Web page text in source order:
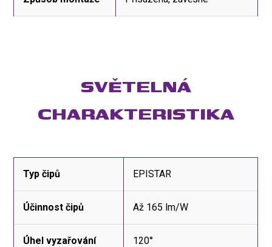
SVĚTELNÁ
CHARAKTERISTIKA
Typ čipů EPISTAR
Účinnost čipů Až 165 lm/W
Úhel vyzařování 120°